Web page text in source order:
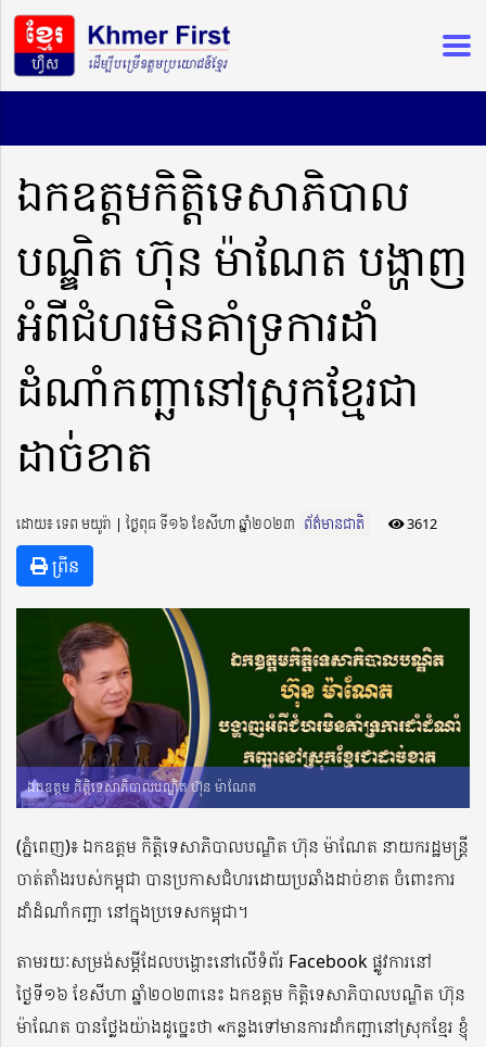
ឯកឧត្តមកិតិ្តទេសាភិបាល
បណ្ឌិត ហ៊ុន ម៉ាណែត បង្ហាញ
អំពីជំហរមិនគាំទ្រការដាំ
ដំណាំកញ្ឆានៅស្រុកខ្មែរជា
ដាច់ខាត
ដោយ៖ ទេព មយូរ៉ា ​​ | ថ្ងៃពុធ ទី១៦ ខែសីហា ឆ្នាំ២០២៣ ព័ត៌មានជាតិ 3612
ព្រីន
ឯកឧត្តម កិត្តិទេសាភិបាលបណ្ឌិត ហ៊ុន ម៉ាណែត
(ភ្នំពេញ)៖ ឯកឧត្តម កិត្តិទេសាភិបាលបណ្ឌិត ហ៊ុន ម៉ាណែត នាយករដ្ឋមន្ដ្រី
ចាត់តាំងរបស់កម្ពុជា បានប្រកាសជំហរដោយប្រឆាំងដាច់ខាត ចំពោះការ
ដាំដំណាំកញ្ឆា នៅក្នុងប្រទេសកម្ពុជា។
តាមរយៈសម្រង់សម្ដីដែលបង្ហោះនៅលើទំព័រ Facebook ផ្លូវការនៅ
ថ្ងៃទី១៦ ខែសីហា ឆ្នាំ២០២៣នេះ ឯកឧត្តម កិត្តិទេសាភិបាលបណ្ឌិត ហ៊ុន
ម៉ាណែត បានថ្លែងយ៉ាងដូច្នេះថា «កន្លងទៅមានការដាំកញ្ឆានៅស្រុកខ្មែរ ខ្ញុំ